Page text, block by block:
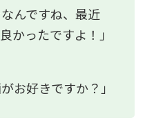
んですね、最近
ったですよ！」
お好きですか？」